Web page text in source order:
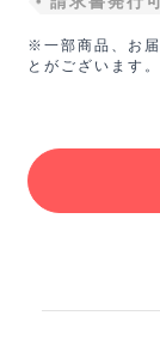
※一部商品、お
とがございます。